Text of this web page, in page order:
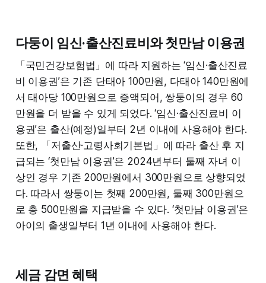
다둥이 임신·출산진료비와 첫만남 이용권
「국민건강보험법」에 따라 지원하는 ‘임신·출산진료
비 이용권’은 기존 단태아 100만원, 다태아 140만원에
서 태아당 100만원으로 증액되어, 쌍둥이의 경우 60
만원을 더 받을 수 있게 되었다. ‘임신·출산진료비 이
용권’은 출산(예정)일부터 2년 이내에 사용해야 한다.
또한, 「저출산·고령사회기본법」에 따라 출산 후 지
급되는 ‘첫만남 이용권’은 2024년부터 둘째 자녀 이
상인 경우 기존 200만원에서 300만원으로 상향되었
다. 따라서 쌍둥이는 첫째 200만원, 둘째 300만원으
로 총 500만원을 지급받을 수 있다. ‘첫만남 이용권’은
아이의 출생일부터 1년 이내에 사용해야 한다.
세금 감면 혜택